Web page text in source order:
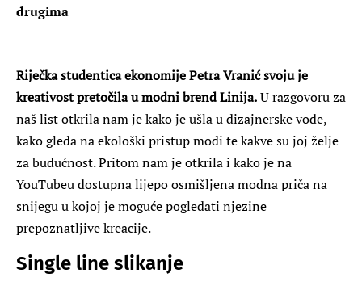
drugima
Riječka studentica ekonomije Petra Vranić svoju je
kreativost pretočila u modni brend Linija.U razgovoru za
naš list otkrila nam je kako je ušla u dizajnerske vode,
kako gleda na ekološki pristup modi te kakve su joj želje
za budućnost. Pritom nam je otkrila i kako je na
YouTubeu dostupna lijepo osmišljena modna priča na
snijegu u kojoj je moguće pogledati njezine
prepoznatljive kreacije.
Single line slikanje